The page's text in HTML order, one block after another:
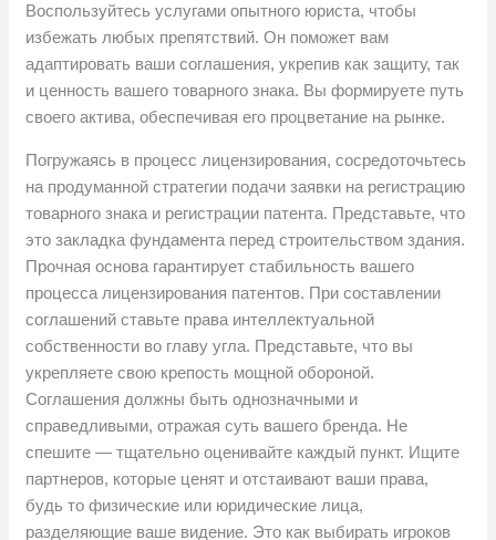
Воспользуйтесь услугами опытного юриста, чтобы
избежать любых препятствий. Он поможет вам
адаптировать ваши соглашения, укрепив как защиту, так
и ценность вашего товарного знака. Вы формируете путь
своего актива, обеспечивая его процветание на рынке.
Погружаясь в процесс лицензирования, сосредоточьтесь
на продуманной стратегии подачи заявки на регистрацию
товарного знака и регистрации патента. Представьте, что
это закладка фундамента перед строительством здания.
Прочная основа гарантирует стабильность вашего
процесса лицензирования патентов. При составлении
соглашений ставьте права интеллектуальной
собственности во главу угла. Представьте, что вы
укрепляете свою крепость мощной обороной.
Соглашения должны быть однозначными и
справедливыми, отражая суть вашего бренда. Не
спешите — тщательно оценивайте каждый пункт. Ищите
партнеров, которые ценят и отстаивают ваши права,
будь то физические или юридические лица,
разделяющие ваше видение. Это как выбирать игроков